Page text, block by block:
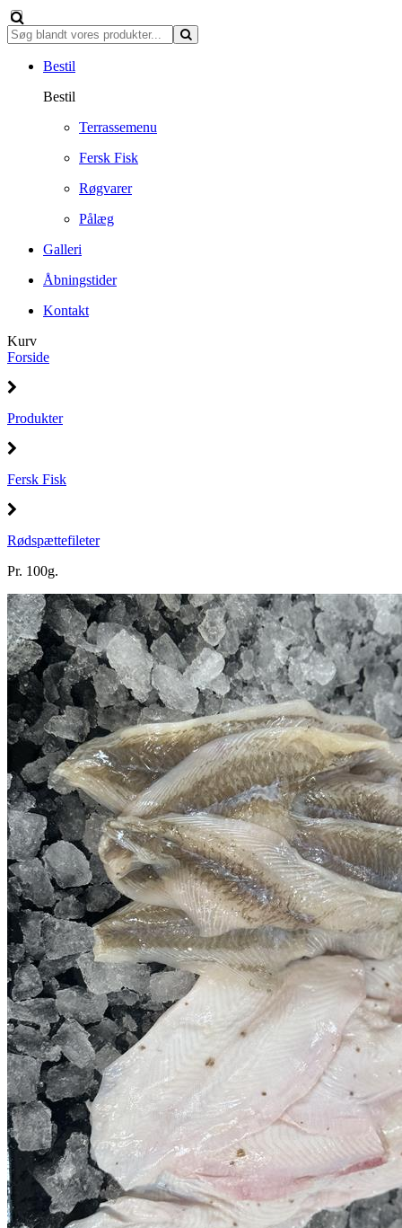
Bestil
Bestil
Terrassemenu
Fersk Fisk
Røgvarer
Pålæg
Galleri
Åbningstider
Kontakt
Kurv
Forside
Produkter
Fersk Fisk
Rødspættefileter
Pr. 100g.